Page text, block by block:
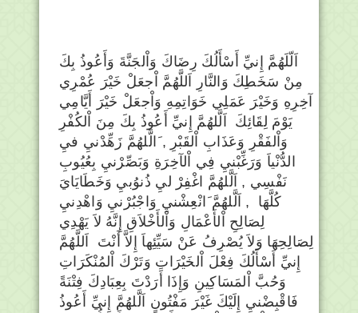
اَلّلَهُمَّ إِنيِّ أَسْأَلُكَ رِضَاكَ وَاْلجَنَّةَ وَأَعُوذُ بِكَ
مِنْ سَخَطِكَ وَالنَّارِ اَللَّهُمَّ اْجعَلْ خَيْرَ عُمْرِي
آخِرِهِ وَخَيْرَ عَمَلِي خَوَاتِمِهِ وَاْجعَلْ خَيْرَ أَيَّامِي
يَوْمَ لِقَائِكَ اَلَّلهُمَّ إِنيِّ أَعُوذُ بِكَ مِنَ اْلكُفْرِ
وَاْلفَقْرِ وَعَذَابِ اْلقَبْرِ , َالَّلهُمَّ زَهِّدْنيِ فيِ
الدُّنْياَ وَرَغِّبْنيِ فِي اْلآخِرَةِ وَبَصِّرْنيِ بِعُيُوبِ
نَفْسِي , اَلَّلهُمَّ اغْفِرْ ليِ ذُنوُبيِ وَخَطَايَايَ
كُلَّهَا , اَلَّلهُمَّ َانْعِشْنيِ وَاجْبُرْنيِ وَاهْدِنيِ
لِصَالِحِ اْلأَعْمَالِ وَاْلأَخْلاَقِ إِنَّهُ لاَ يَهْدِي
لِصَالِحِهَا وَلاَ يُصْرِفُ عَنْ سَيِّئِهاَ إِلاَّ أَنْتَ اَللَّهُمَّ
إِنيِّ أَسْأَلُكَ فِعْلَ اْلخَيْرَاتِ وَتَرْكَ اْلمُنْكَرَاتِ
وَحُبَّ اْلمَسَاكِينِ وَإِذَا أَرَدْتَ بِعِبَادِكَ فِتْنَةً
فَاقْبِضْنيِ إِلَيْكَ غَيْرَ مَفْتُونٍ اَلَّلهُمَّ إِنيِّ أَعُوذُ